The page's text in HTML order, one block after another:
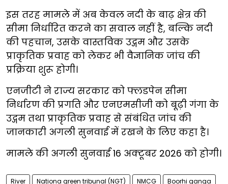
इस तरह मामले में अब केवल नदी के बाढ़ क्षेत्र की
सीमा निर्धारित करने का सवाल नहीं है, बल्कि नदी
की पहचान, उसके वास्तविक उद्गम और उसके
प्राकृतिक प्रवाह को लेकर भी वैज्ञानिक जांच की
प्रक्रिया शुरू होगी।
एनजीटी ने राज्य सरकार को फ्लडपेन सीमा
निर्धारण की प्रगति और एनएमसीजी को बूढ़ी गंगा के
उद्गम तथा प्राकृतिक प्रवाह से संबंधित जांच की
जानकारी अगली सुनवाई में रखने के लिए कहा है।
मामले की अगली सुनवाई 16 अक्टूबर 2026 को होगी।
River Nationa green tribunal (NGT) NMCG Boorhi ganga